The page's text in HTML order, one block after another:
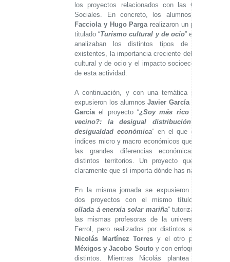
los proyectos relacionados con las Ciencias
Sociales. En concreto, los alumnos
Facciola y Hugo Parga realizaron un proyecto
titulado “Turismo cultural y de ocio” en el que
analizaban los distintos tipos de turismo
existentes, la importancia creciente del turismo
cultural y de ocio y el impacto socioeconómico
de esta actividad.
A continuación, y con una temática parecida
expusieron los alumnosJavier García y Mateo
García el proyecto “¿Soy más rico que mi
vecino?: la desigual distribución de la
desigualdad económica” en el que estudian
índices micro y macro económicos que ilustran
las grandes diferencias económicas entre
distintos territorios. Un proyecto que ilustra
claramente que sí importa dónde has nacido.
En la misma jornada se expusieron también
dos proyectos con el mismo título “
ollada á enerxía solar mariña” tutorizadas por
las mismas profesoras de la universidad de
Ferrol, pero realizados por distintos alumnos,
Nicolás Martínez Torres y el otro por
Méxigos y Jacobo Soutoy con enfoques muy
distintos. Mientras Nicolás plantea instalar